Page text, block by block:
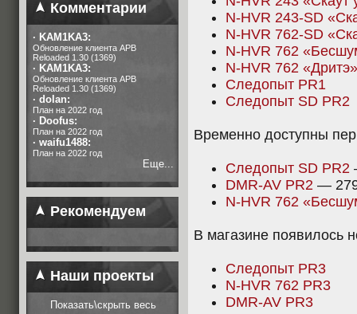
Комментарии
· KAM1KA3:
Обновление клиента APB
Reloaded 1.30 (1369)
· KAM1KA3:
Обновление клиента APB
Reloaded 1.30 (1369)
· dolan:
План на 2022 год
· Doofus:
План на 2022 год
· waifu1488:
План на 2022 год
Еще...
Рекомендуем
Наши проекты
Показать\скрыть весь
N-HVR 243-SD
N-HVR 762-SD
N-HVR 762
N-HVR 762 «Дритэ»
Следопыт PR1
Следопыт SD PR2
Временно доступны
Следопыт SD PR2
DMR-AV PR2 —
N-HVR 762
В магазине появилось
Следопыт PR3
N-HVR 762 PR3
DMR-AV PR3